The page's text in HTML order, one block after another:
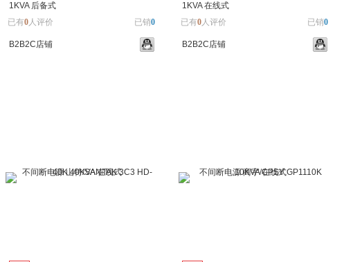
1KVA 后备式
已有0人评价 已销0
B2B2C店铺
1KVA 在线式
已有0人评价 已销0
B2B2C店铺